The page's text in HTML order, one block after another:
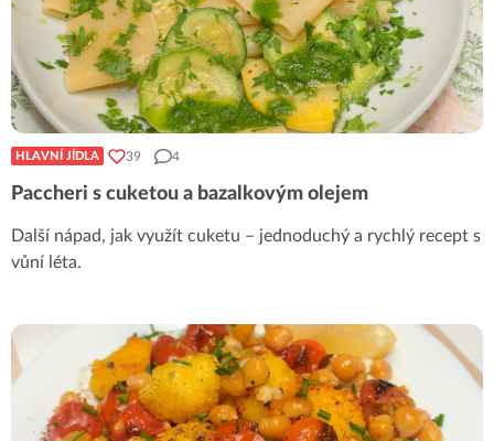
HLAVNÍ JÍDLA 39 4
Paccheri s cuketou a bazalkovým olejem
Další nápad, jak využít cuketu – jednoduchý a rychlý recept s
vůní léta.